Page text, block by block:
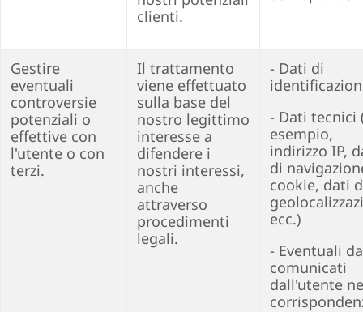
clienti.
Gestire
eventuali
controversie
potenziali o
effettive con
l'utente o con
terzi.
Il trattamento
viene effettuato
sulla base del
nostro legittimo
interesse a
difendere i
nostri interessi,
anche
attraverso
procedimenti
legali.
- Dati di
- Dati tecnici
esempio,
indirizzo IP,
di
cookie, dati
ecc.)
- Eventuali
comunicati
dall'utente